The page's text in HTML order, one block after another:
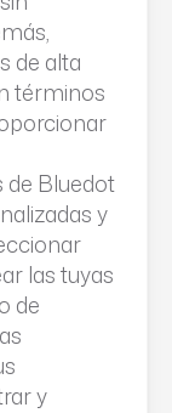
de alta
términos
de Bluedot
y
las tuyas
de
y